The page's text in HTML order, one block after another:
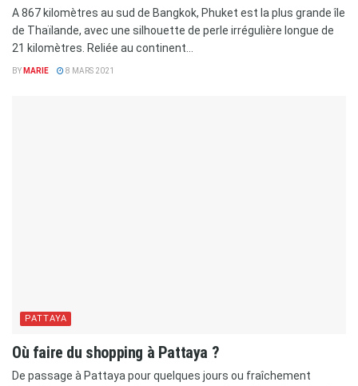
A 867 kilomètres au sud de Bangkok, Phuket est la plus grande île
de Thaïlande, avec une silhouette de perle irrégulière longue de
21 kilomètres. Reliée au continent...
BY MARIE 8 MARS 2021
PATTAYA
Où faire du shopping à Pattaya ?
De passage à Pattaya pour quelques jours ou fraîchement